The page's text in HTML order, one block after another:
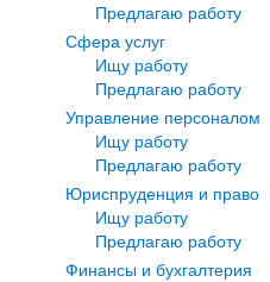
Предлагаю работу
Сфера услуг
Ищу работу
Предлагаю работу
Управление персоналом
Ищу работу
Предлагаю работу
Юриспруденция и право
Ищу работу
Предлагаю работу
Финансы и бухгалтерия